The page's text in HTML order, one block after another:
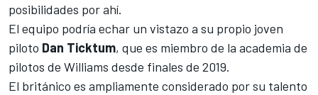
posibilidades por ahí.
El equipo podría echar un vistazo a su propio joven
piloto Dan Ticktum, que es miembro de la academia de
pilotos de Williams desde finales de 2019.
El británico es ampliamente considerado por su talento